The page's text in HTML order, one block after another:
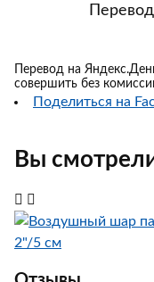
Перевод на
совершить без
Поделиться на
Вы
2"/5 см